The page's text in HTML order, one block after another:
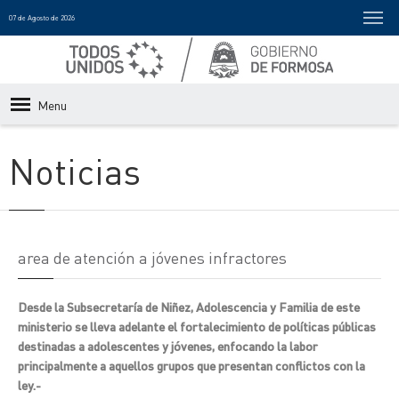
07 de Agosto de 2026
Menu
Noticias
area de atención a jóvenes infractores
Desde la Subsecretaría de Niñez, Adolescencia y Familia de este
ministerio se lleva adelante el fortalecimiento de políticas públicas
destinadas a adolescentes y jóvenes, enfocando la labor
principalmente a aquellos grupos que presentan conflictos con la
ley.-